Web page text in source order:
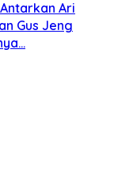
Ari
Gus Jeng